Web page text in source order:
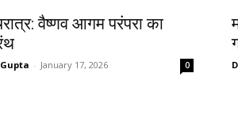
वैष्णव आगम परंपरा का
- January 17, 2026 0